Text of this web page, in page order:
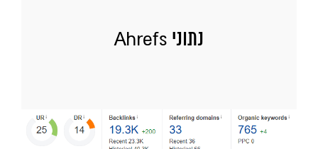
נתוני Ahrefs